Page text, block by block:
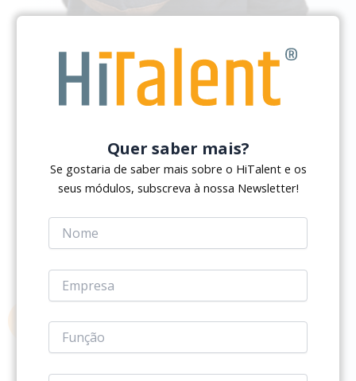
Avaliação de Desempenho
Gestão da Formação
Quer saber mais?
Se gostaria de saber mais sobre o HiTalent e os
seus módulos, subscreva à nossa Newsletter!